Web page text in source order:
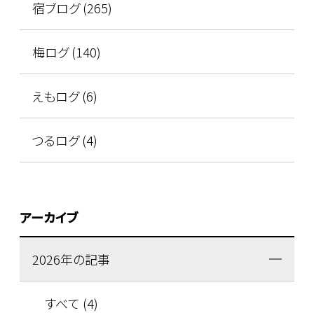
宿ブログ (265)
梅ログ (140)
えもログ (6)
つるログ (4)
アーカイブ
2026年の記事
すべて (4)